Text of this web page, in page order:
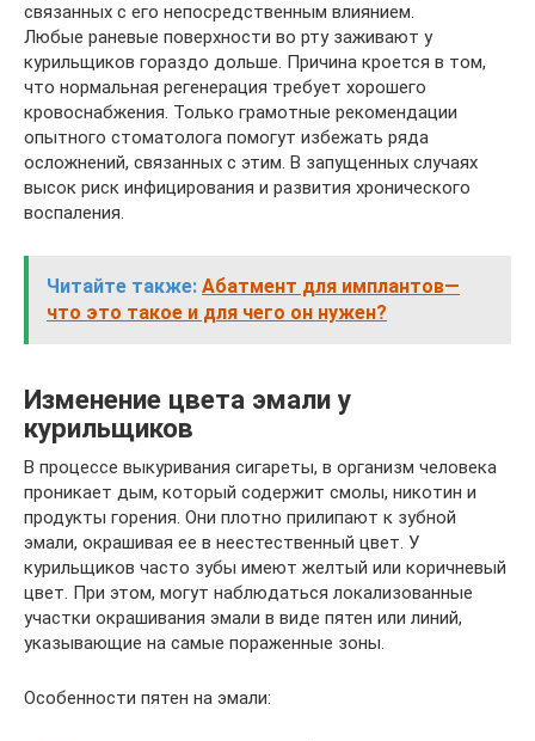
связанных с его непосредственным влиянием.
Любые раневые поверхности во рту заживают у
курильщиков гораздо дольше. Причина кроется в том,
что нормальная регенерация требует хорошего
кровоснабжения. Только грамотные рекомендации
опытного стоматолога помогут избежать ряда
осложнений, связанных с этим. В запущенных случаях
высок риск инфицирования и развития хронического
воспаления.
Читайте также: Абатмент для имплантов—
что это такое и для чего он нужен?
Изменение цвета эмали у
курильщиков
В процессе выкуривания сигареты, в организм человека
проникает дым, который содержит смолы, никотин и
продукты горения. Они плотно прилипают к зубной
эмали, окрашивая ее в неестественный цвет. У
курильщиков часто зубы имеют желтый или коричневый
цвет. При этом, могут наблюдаться локализованные
участки окрашивания эмали в виде пятен или линий,
указывающие на самые пораженные зоны.
Особенности пятен на эмали: